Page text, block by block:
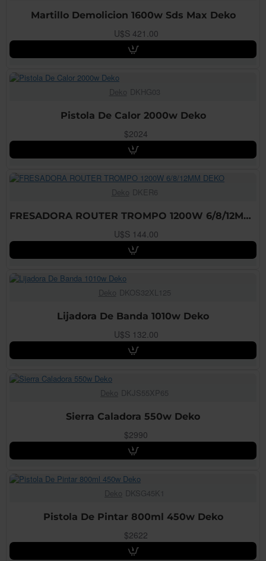
Martillo Demolicion 1600w Sds Max Deko
U$S 421.00
Deko DKHG03
Pistola De Calor 2000w Deko
$2024
Deko DKER6
FRESADORA ROUTER TROMPO 1200W 6/8/12MM DEKO
U$S 144.00
Deko DKOS32XL125
Lijadora De Banda 1010w Deko
U$S 132.00
Deko DKJS55XP65
Sierra Caladora 550w Deko
$2990
Deko DKSG45K1
Pistola De Pintar 800ml 450w Deko
$2622